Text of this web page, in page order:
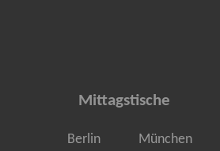
Mittagstische
Berlin
München